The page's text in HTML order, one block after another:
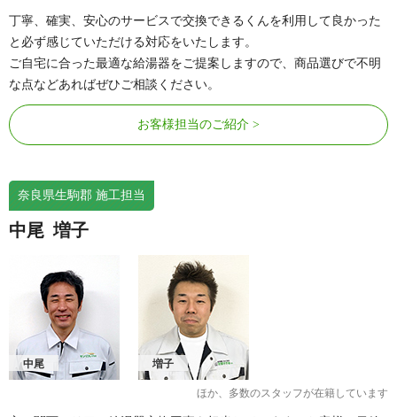
丁寧、確実、安心のサービスで交換できるくんを利用して良かった
と必ず感じていただける対応をいたします。
ご自宅に合った最適な給湯器をご提案しますので、商品選びで不明
な点などあればぜひご相談ください。
お客様担当のご紹介
奈良県生駒郡 施工担当
中尾 増子
中尾 増子
ほか、多数のスタッフが在籍しています